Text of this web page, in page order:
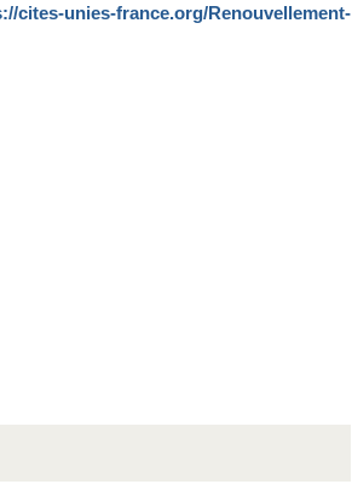
cites-unies-france.org/Renouvellement-